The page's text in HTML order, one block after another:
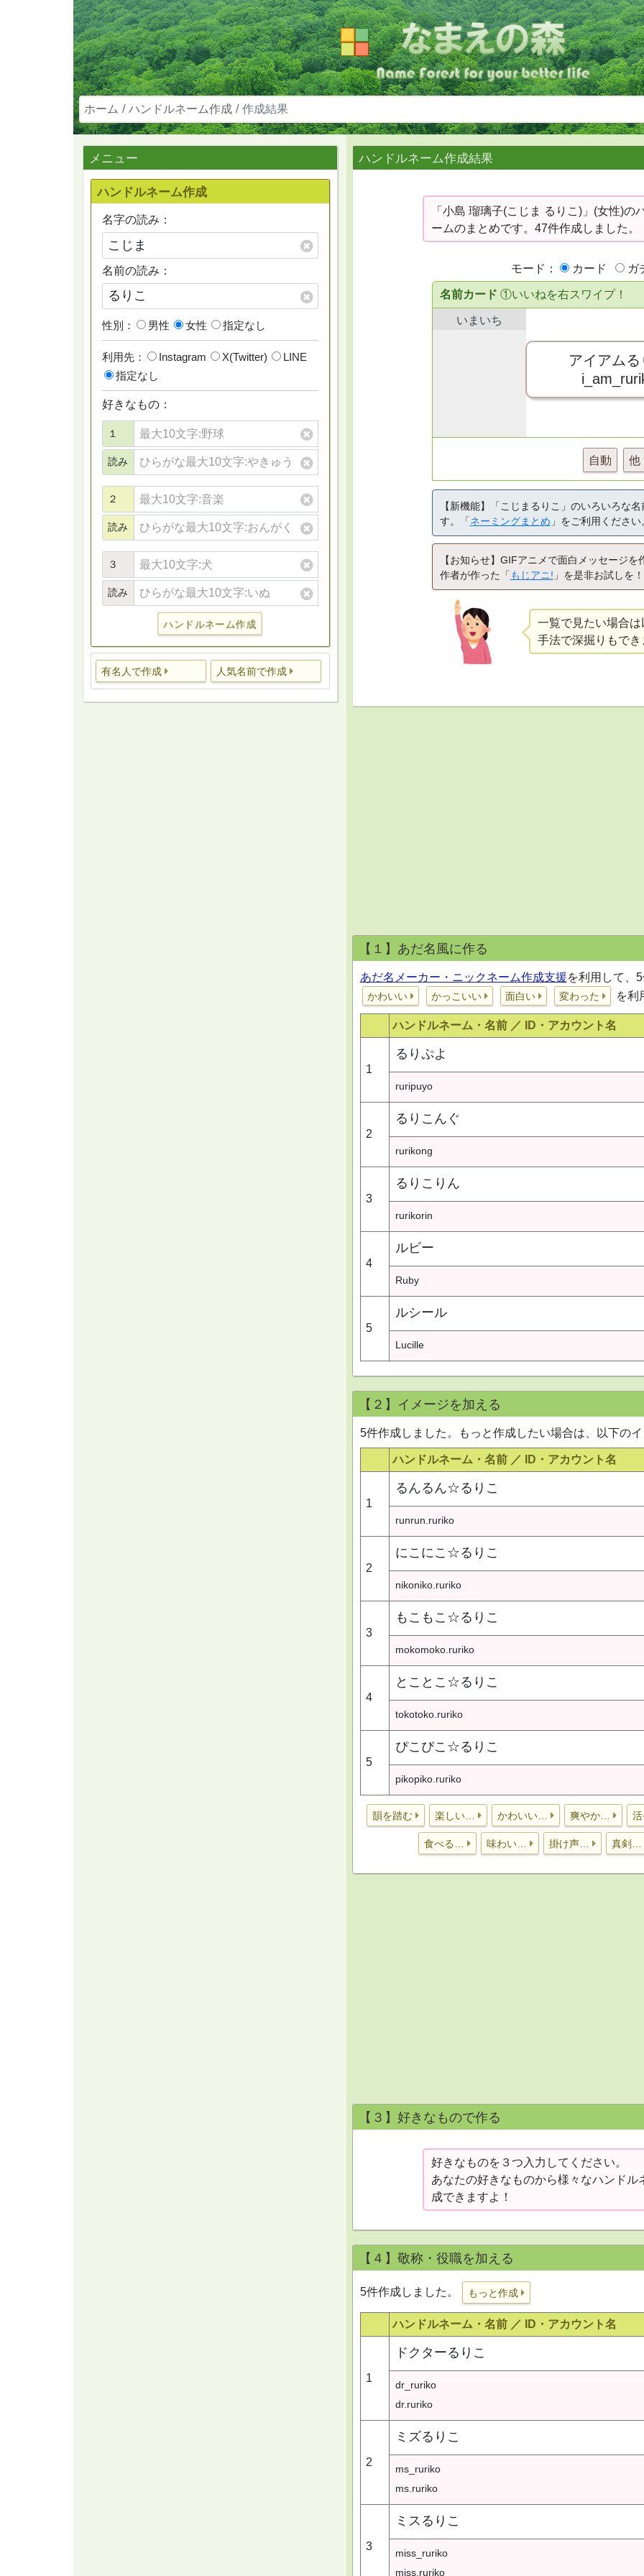
ホーム ハンドルネーム作成 作成結果
メニュー
ハンドルネーム作成
名字の読み：
名前の読み：
性別： 男性 女性 指定なし
利用先： Instagram X(Twitter)
LINE
指定なし
好きなもの：
１
読み
２
読み
３
読み
ハンドルネーム作成
有名人で作成 人気名前で作成
ハンドルネーム作成結果
「小島 瑠璃子(こじま るりこ)」(女性)の
ームのまとめです。47件作成しました。
モード： カード ガ
名前カード ①いいねを右スワイプ！
いまいち
アイアムる
自動 他
【新機能】「こじまるりこ」のいろいろな
す。「ネーミングまとめ 」をご利用ください
【お知らせ】GIFアニメで面白メッセージ
作者が作った「 もじアニ! 」を是非お試しを！
一覧で見たい場合
手法で深掘りもで
【１】あだ名風に作る
あだ名メーカー・ニックネーム作成支援を利用して、
かわいい かっこいい 面白い 変わった を利
ハンドルネーム・名前 ／ ID・アカウント名
1
るりぷよ
ruripuyo
2
るりこんぐ
rurikong
3
るりこりん
rurikorin
4
ルビー
Ruby
5
ルシール
Lucille
【２】イメージを加える
5件作成しました。もっと作成したい場合は、以下の
ハンドルネーム・名前 ／ ID・アカウント名
1
るんるん☆るりこ
runrun.ruriko
2
にこにこ☆るりこ
nikoniko.ruriko
3
もこもこ☆るりこ
mokomoko.ruriko
4
とことこ☆るりこ
tokotoko.ruriko
5
ぴこぴこ☆るりこ
pikopiko.ruriko
韻を踏む 楽しい… かわいい… 爽やか…
食べる… 味わい… 掛け声… 真剣…
【３】好きなもので作る
好きなものを３つ入力してください。
あなたの好きなものから様々なハンドル
成できますよ！
【４】敬称・役職を加える
5件作成しました。 もっと作成
ハンドルネーム・名前 ／ ID・アカウント名
1
ドクターるりこ
dr_ruriko
dr.ruriko
2
ミズるりこ
ms_ruriko
ms.ruriko
3
ミスるりこ
miss_ruriko
miss.ruriko